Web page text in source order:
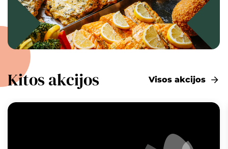
Kitos akcijos Visos akcijos